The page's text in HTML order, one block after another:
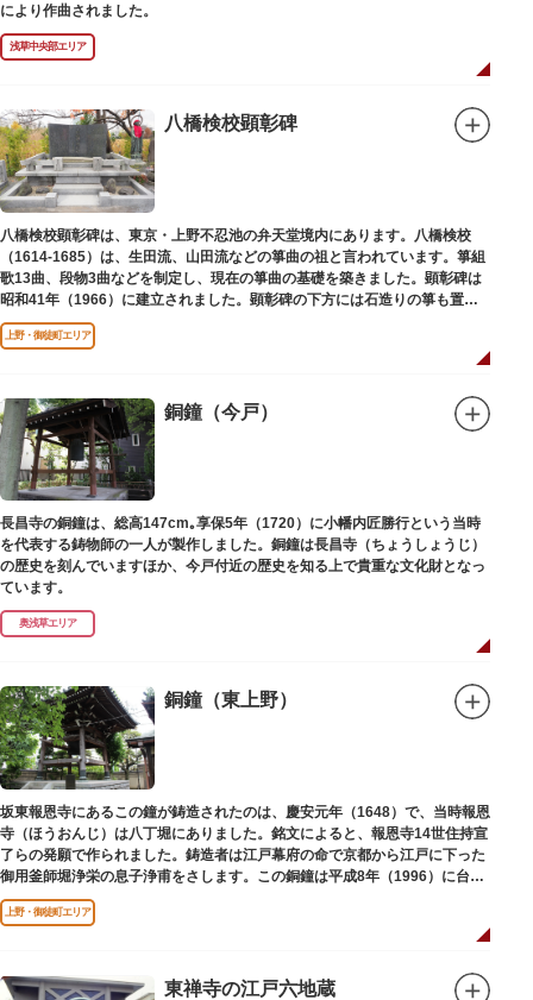
により作曲されました。
浅草中央部エリア
八橋検校顕彰碑
八橋検校顕彰碑は、東京・上野不忍池の弁天堂境内にあります。八橋検校
（1614-1685）は、生田流、山田流などの箏曲の祖と言われています。箏組
歌13曲、段物3曲などを制定し、現在の箏曲の基礎を築きました。顕彰碑は
昭和41年（1966）に建立されました。顕彰碑の下方には石造りの箏も置か
れています。
上野・御徒町エリア
銅鐘（今戸）
長昌寺の銅鐘は、総高147cm｡享保5年（1720）に小幡内匠勝行という当時
を代表する鋳物師の一人が製作しました。銅鐘は長昌寺（ちょうしょうじ）
の歴史を刻んでいますほか、今戸付近の歴史を知る上で貴重な文化財となっ
ています。
奥浅草エリア
銅鐘（東上野）
坂東報恩寺にあるこの鐘が鋳造されたのは、慶安元年（1648）で、当時報恩
寺（ほうおんじ）は八丁堀にありました。銘文によると、報恩寺14世住持宣
了らの発願で作られました。鋳造者は江戸幕府の命で京都から江戸に下った
御用釜師堀浄栄の息子浄甫をさします。この銅鐘は平成8年（1996）に台東
区有形文化財として登載されました。
上野・御徒町エリア
東禅寺の江戸六地蔵